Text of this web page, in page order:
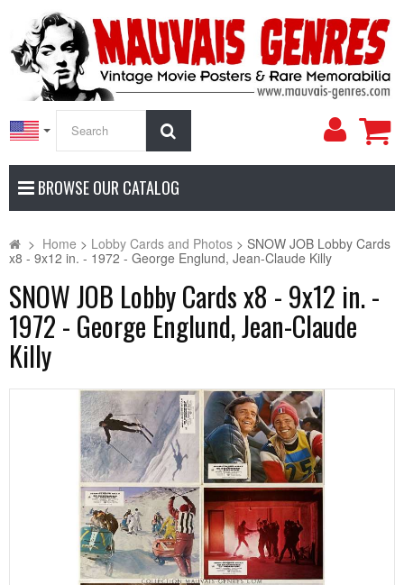
My
BROWSE OUR CATALOG
> Home > Lobby Cards and Photos > SNOW JOB Lobby Cards
x8 - 9x12 in. - 1972 - George Englund, Jean-Claude Killy
SNOW JOB Lobby Cards x8 - 9x12 in. -
1972 - George Englund, Jean-Claude
Killy